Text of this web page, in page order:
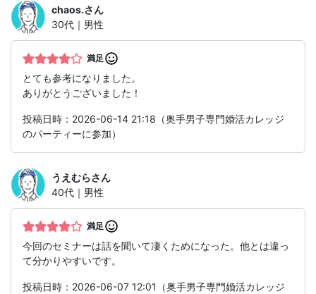
chaos.さん
30代｜男性
満足
とても参考になりました。
ありがとうございました！
投稿日時：2026-06-14 21:18（奥手男子専門婚活カレッジ
のパーティーに参加）
うえむらさん
40代｜男性
満足
今回のセミナーは話を聞いて凄くためになった。他とは違っ
て分かりやすいです。
投稿日時：2026-06-07 12:01（奥手男子専門婚活カレッジ